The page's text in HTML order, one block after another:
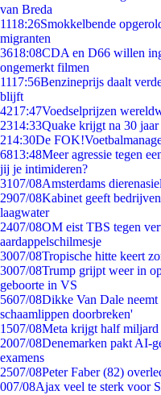
van Breda
1118:26Smokkelbende
migranten
3618:08CDA en D66 willen
ongemerkt filmen
1117:56Benzineprijs daalt
blijft
4217:47Voedselprijzen
2314:33Quake krijgt na 30
214:30De
6813:48Meer agressie tegen
jij je intimideren?
3107/08Amsterdams
2907/08Kabinet geeft
laagwater
2407/08OM eist TBS tegen
aardappelschilmesje
3007/08Tropische hitte keert
3007/08Trump grijpt weer in
geboorte in VS
5607/08Dikke Van Dale
schaamlippen doorbreken'
1507/08Meta krijgt half miljard
2007/08Denemarken pakt AI-
examens
2507/08Peter Faber (82)
007/08Ajax veel te sterk voor